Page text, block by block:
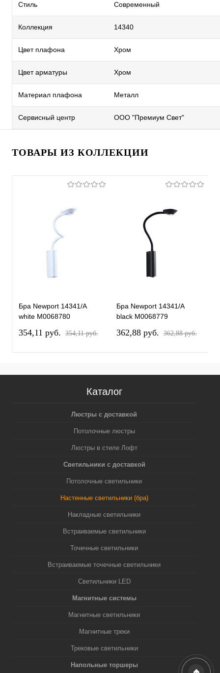
Стиль Современный
Коллекция 14340
Цвет плафона Хром
Цвет арматуры Хром
Материал плафона Металл
Сервисный центр ООО "Премиум Свет"
ТОВАРЫ ИЗ КОЛЛЕКЦИИ
Бра Newport 14341/A
white М0068780
354,11 pуб. 354,11 pуб.
Бра Newport 14341/A
black М0068779
362,88 pуб. 362,88 pуб.
Каталог
Люстры с доставкой
Потолочные люстры
Люстры в стиле Лофт
Светильники с доставкой
Потолочные светильники
Настенные светильники (бра)
Накладные светильники
Встраиваемые светильники
Точечные светильники
Встраиваемые точечные светильники
Светильники LED
Магнитные системы
Магнитные светильники
Магнитные треки
Трековые светильники
Напольные торшеры